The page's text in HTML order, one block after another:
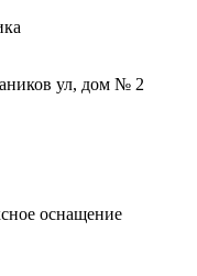
ул, дом № 2
оснащение